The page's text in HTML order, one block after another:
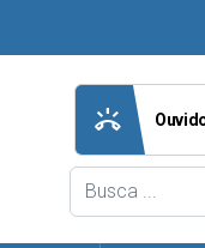
ring_volume